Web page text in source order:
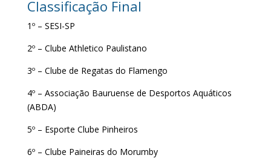
Classificação Final
1º – SESI-SP
2º – Clube Athletico Paulistano
3º – Clube de Regatas do Flamengo
4º – Associação Bauruense de Desportos Aquáticos
(ABDA)
5º – Esporte Clube Pinheiros
6º – Clube Paineiras do Morumby